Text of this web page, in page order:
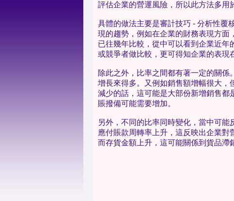
評估企業的營運風險，所以此方法多用
具體的做法主要是審計技巧 - 分析性覆
現的趨勢，例如在企業的財務表現方
已往幾年比較，從中可以看到企業近
或競爭者做比較，更可得知企業的表現
除此之外，比率之間都有著一定的關
增長來得多。又例如銷售額增幅很大，
減少的話，這可能是大部份新增銷售都
賬撥備可能需要增加。
另外，不同的比率同時變化，當中可
應付賬款周轉率上升，這反映出企業
而存貨金額上升，這可能關係到貨品滯